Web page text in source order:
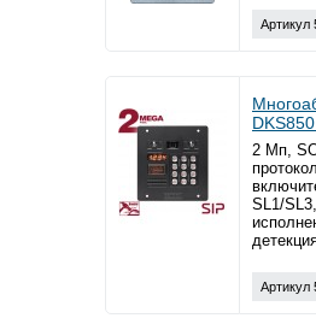
Артикул
2 Мп,
SL1/
Артикул